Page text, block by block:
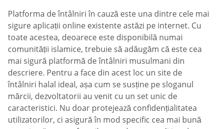
Platforma de întâlniri în cauză este una dintre cele mai
sigure aplicații online existente astăzi pe internet. Cu
toate acestea, deoarece este disponibilă numai
comunității islamice, trebuie să adăugăm că este cea
mai sigură platformă de întâlniri musulmani din
descriere. Pentru a face din acest loc un site de
întâlniri halal ideal, așa cum se susține pe sloganul
mărcii, dezvoltatorii au venit cu un set unic de
caracteristici. Nu doar protejează confidențialitatea
utilizatorilor, ci asigură în mod specific cea mai bună